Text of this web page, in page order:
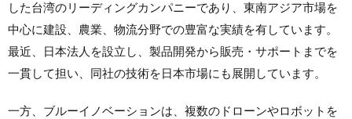
した台湾のリーディングカンパニーであり、東南アジア市場を
中心に建設、農業、物流分野での豊富な実績を有しています。
最近、日本法人を設立し、製品開発から販売・サポートまでを
一貫して担い、同社の技術を日本市場にも展開しています。
一方、ブルーイノベーションは、複数のドローンやロボットを